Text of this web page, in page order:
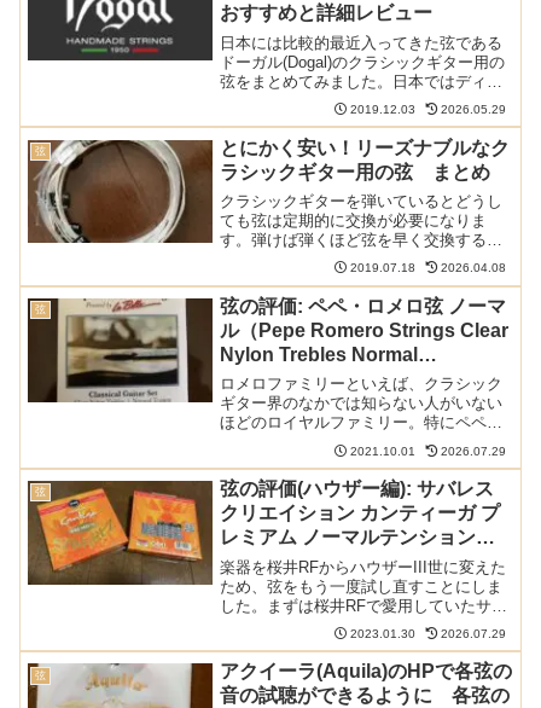
おすすめと詳細レビュー
日本には比較的最近入ってきた弦である
ドーガル(Dogal)のクラシックギター用の
弦をまとめてみました。日本ではディア
マンテ(Diamante)とマエストラーレ
(Maestrale)しか入ってきていませんが、
他にもいろいろな製品をリリースして...
2019.12.03 2026.05.29
弦
とにかく安い！リーズナブルなク
ラシックギター用の弦 まとめ
クラシックギターを弾いているとどうし
ても弦は定期的に交換が必要になりま
す。弾けば弾くほど弦を早く交換するこ
とになりどうしてもランニングコストが
高くなります。弦メーカー各社はこのこ
とをわかっていて、格安のギター弦をリ
リースしています。そんな安...
2019.07.18 2026.04.08
弦
弦の評価: ペペ・ロメロ弦 ノーマ
ル（Pepe Romero Strings Clear
Nylon Trebles Normal
Tension）
ロメロファミリーといえば、クラシック
ギター界のなかでは知らない人がいない
ほどのロイヤルファミリー。特にペペ・
ロメロの名前は世界的に有名です。その
ペペ・ロメロの名前を冠した弦が「ペ
ペ・ロメロ弦（Pepe Romero
Strings）」。今回...
2021.10.01 2026.07.29
弦
弦の評価(ハウザー編): サバレス
クリエイション カンティーガ プ
レミアム ノーマルテンション
(Savarez Creation Cantiga
Premium Normal 510MRP)
楽器を桜井RFからハウザーIII世に変えた
ため、弦をもう一度試し直すことにしま
した。まずは桜井RFで愛用していたサバ
レスのクリエイションカンティーガプレ
ミアム ノーマルテンション(510MRP)で
す。最近プロの間でも使っている方が多
いだけあ...
2023.01.30 2026.07.29
弦
アクイーラ(Aquila)のHPで各弦の
音の試聴ができるように 各弦の